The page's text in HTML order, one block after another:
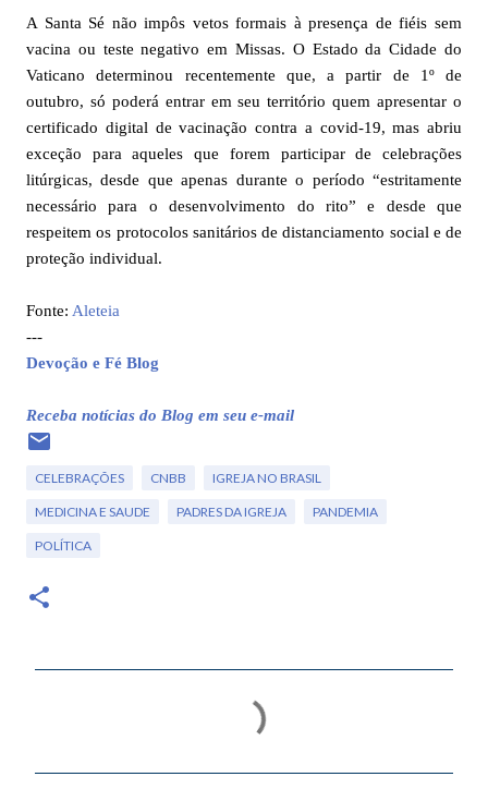
A Santa Sé não impôs vetos formais à presença de fiéis sem
vacina ou teste negativo em Missas. O Estado da Cidade do
Vaticano determinou recentemente que, a partir de 1º de
outubro, só poderá entrar em seu território quem apresentar o
certificado digital de vacinação contra a covid-19, mas abriu
exceção para aqueles que forem participar de celebrações
litúrgicas, desde que apenas durante o período “estritamente
necessário para o desenvolvimento do rito” e desde que
respeitem os protocolos sanitários de distanciamento social e de
proteção individual.
Fonte: Aleteia
---
Devoção e Fé Blog
Receba notícias do Blog em seu e-mail
CELEBRAÇÕES CNBB IGREJA NO BRASIL
MEDICINA E SAUDE PADRES DA IGREJA PANDEMIA
POLÍTICA